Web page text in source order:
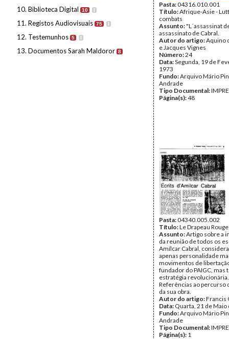
10. Biblioteca Digital 10 I
11. Registos Audiovisuais 75 I
12. Testemunhos 5 I
13. Documentos Sarah Maldoror 8
Pasta:04316.010.001
Título:Afrique-Asie -
combats
Assunto:"L´assassinat
assassinato de Cabral.
Autor do artigo:Aquino
e Jacques Vignes
Número:24
Data:Segunda, 19 de
1973
Fundo:Arquivo Mário
Andrade
Tipo Documental:
Página(s):48
Pasta:04340.005.002
Título:Le Drapeau Rouge
Assunto:Artigo sobre a
da reunião de todos os
Amílcar Cabral,
apenas personalidade
movimentos de
fundador do PAIGC, mas
estratégia revolucionária.
Referências ao percurso
da sua obra.
Autor do artigo:Francis
Data: Quarta, 21 de Maio
Fundo:Arquivo Mário
Andrade
Tipo Documental:
Página(s): 1